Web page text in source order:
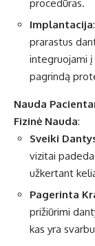
procedūras.
Implantacija
prarastus
integruojami į
pagrindą
Nauda
Fizinė Nauda:
Sveiki
vizitai
užkertant
Pagerinta
prižiūrimi
kas yra